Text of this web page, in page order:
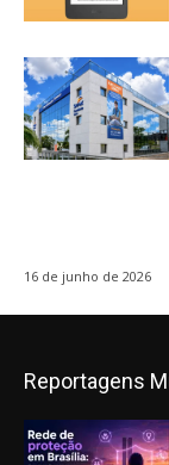
16 de junho de 2026
Reportagens